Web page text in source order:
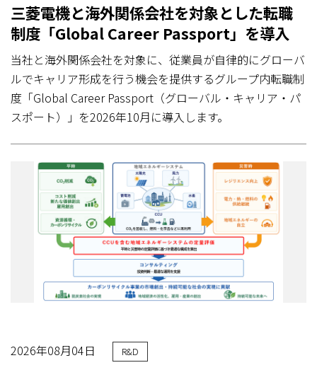
三菱電機と海外関係会社を対象とした転職
制度「Global Career Passport」を導入
当社と海外関係会社を対象に、従業員が自律的にグローバ
ルでキャリア形成を行う機会を提供するグループ内転職制
度「Global Career Passport（グローバル・キャリア・パ
スポート）」を2026年10月に導入します。
2026年08月04日 R&D